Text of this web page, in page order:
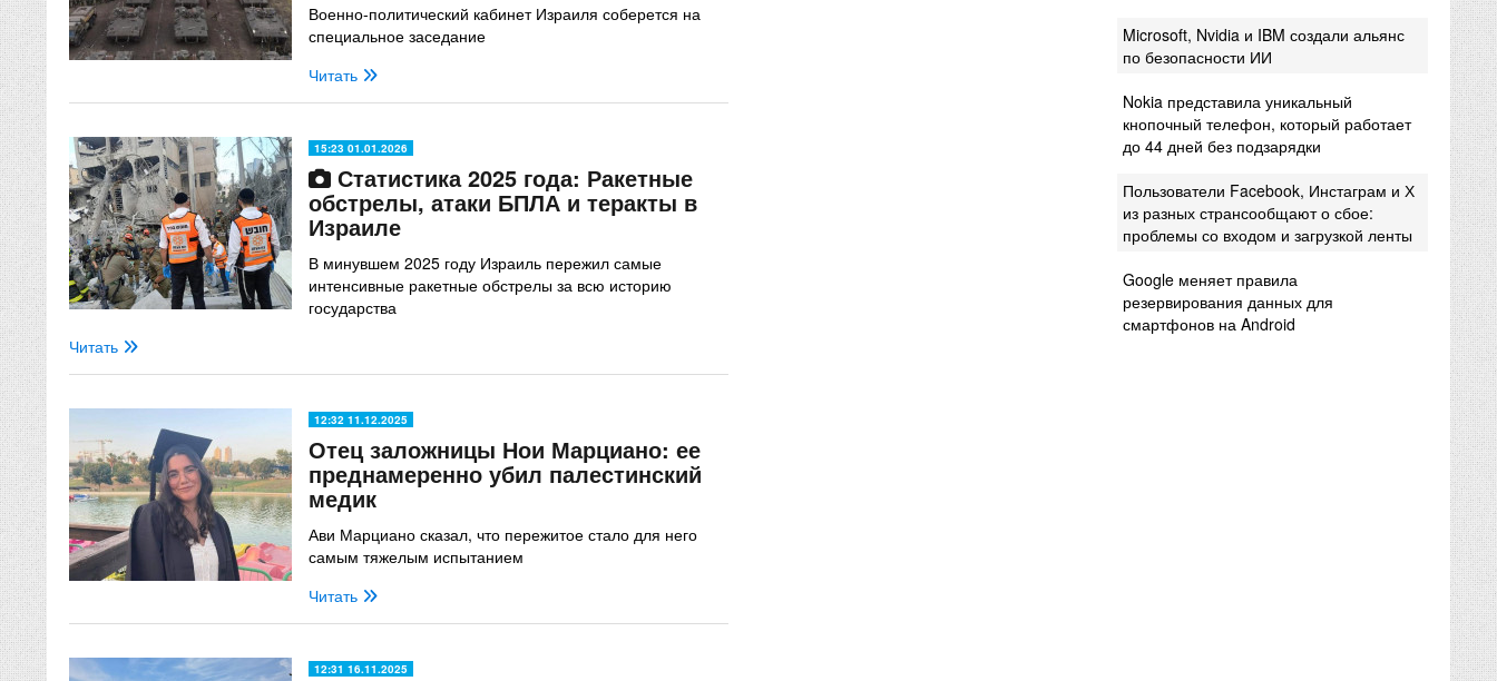
Военно-политический кабинет Израиля соберется на
специальное заседание
Читать
15:23 01.01.2026
Статистика 2025 года: Ракетные
обстрелы, атаки БПЛА и теракты в
Израиле
В минувшем 2025 году Израиль пережил самые
интенсивные ракетные обстрелы за всю историю
государства
Читать
12:32 11.12.2025
Отец заложницы Нои Марциано: ее
преднамеренно убил палестинский
медик
Ави Марциано сказал, что пережитое стало для него
самым тяжелым испытанием
Читать
12:31 16.11.2025
Microsoft, Nvidia и IBM создали альянс
по безопасности ИИ
Nokia представила уникальный
кнопочный телефон, который работает
до 44 дней без подзарядки
Пользователи Facebook, Инстаграм и Х
из разных странсообщают о сбое:
проблемы со входом и загрузкой ленты
Google меняет правила
резервирования данных для
смартфонов на Android